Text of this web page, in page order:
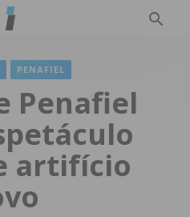
PENAFIEL
Penafiel
artifício